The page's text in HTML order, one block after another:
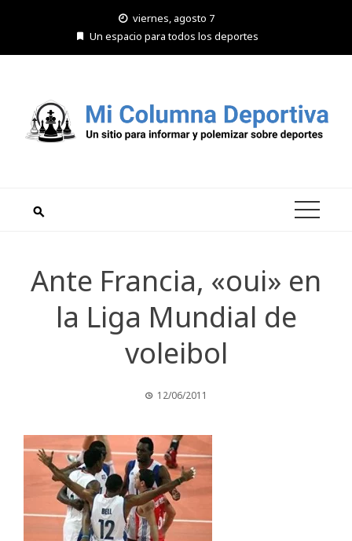
viernes, agosto 7
Un espacio para todos los deportes
Ante Francia, «oui» en
la Liga Mundial de
voleibol
12/06/2011